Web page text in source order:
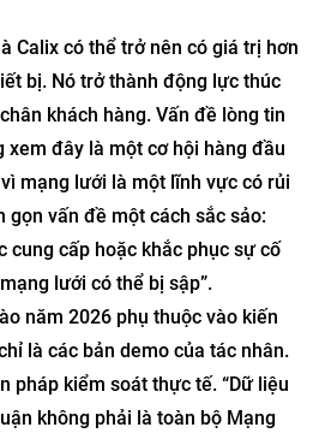
Calix có thể trở nên có giá trị hơn
bị. Nó trở thành động lực thúc
khách hàng. Vấn đề lòng tin
xem đây là một cơ hội hàng đầu
mạng lưới là một lĩnh vực có rủi
gọn vấn đề một cách sắc sảo:
cung cấp hoặc khắc phục sự cố
lưới có thể bị sập”.
năm 2026 phụ thuộc vào kiến
là các bản demo của tác nhân.
pháp kiểm soát thực tế. “Dữ liệu
không phải là toàn bộ Mạng